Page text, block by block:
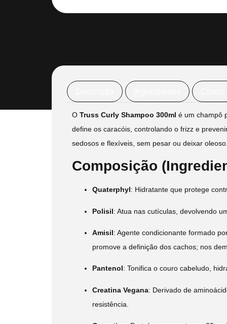
O Truss Curly Shampoo 300ml é um champô
define os caracóis, controlando o frizz e
sedosos e flexíveis, sem pesar ou deixar
Composição
Quaterphyl: Hidratante que protege
Polisil: Atua nas cutículas, devolvendo
Amisil: Agente condicionante formado
promove a definição dos cachos; nos
Pantenol: Tonifica o couro cabeludo,
Creatina Vegana: Derivado de
resistência.